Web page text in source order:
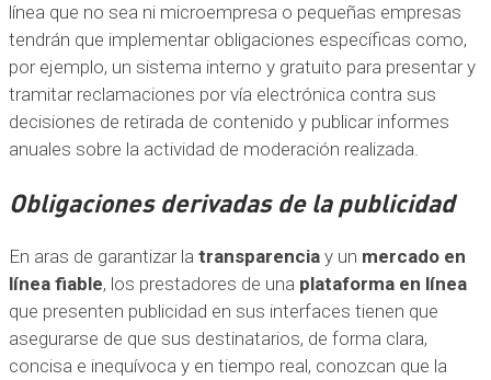
línea que no sea ni microempresa o pequeñas empresas
tendrán que implementar obligaciones específicas como,
por ejemplo, un sistema interno y gratuito para presentar y
tramitar reclamaciones por vía electrónica contra sus
decisiones de retirada de contenido y publicar informes
anuales sobre la actividad de moderación realizada.
Obligaciones derivadas de la publicidad
En aras de garantizar la transparencia y un mercado en
línea fiable, los prestadores de una plataforma en línea
que presenten publicidad en sus interfaces tienen que
asegurarse de que sus destinatarios, de forma clara,
concisa e inequívoca y en tiempo real, conozcan que la